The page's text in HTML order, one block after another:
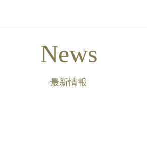
News
最新情報